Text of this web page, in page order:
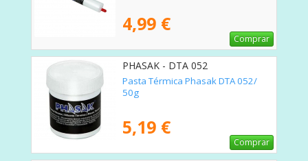
4,99 €
Comprar
PHASAK - DTA 052
Pasta Térmica Phasak DTA 052/
50g
5,19 €
Comprar